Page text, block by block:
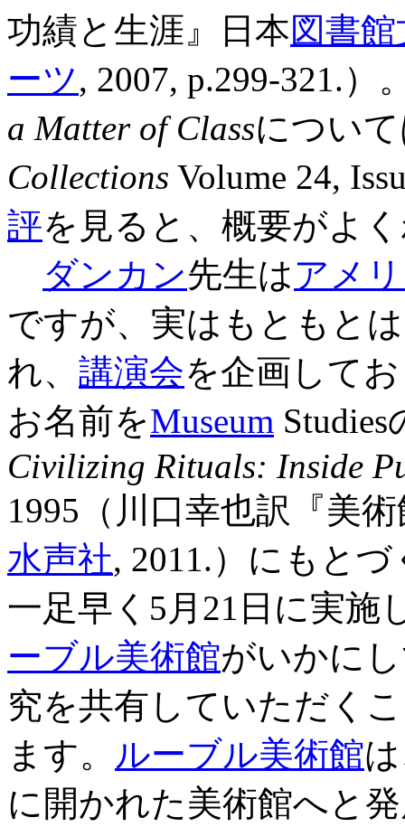
功績と生涯』日本図書館
ーツ, 2007, p.299-321.
a Matter of Classについ
Collections Volume 24,
評を見ると、概要がよ
ダンカン先生はアメ
ですが、実はもともと
れ、 講演会を企画して
お名前をMuseum
Civilizing Rituals: Inside
1995（川口幸也訳『美
水声社, 2011.）にもとづ
一足早く5月21日に実施
ーブル美術館がいかに
究を共有していただく
ます。 ルーブル美術館
に開かれた美術館へと